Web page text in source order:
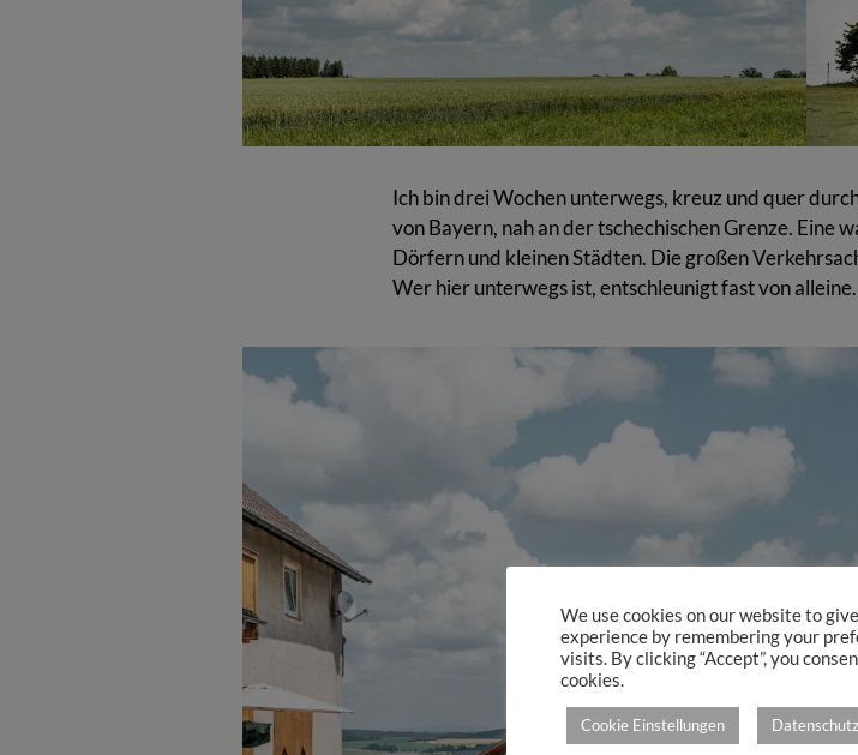
Ich bin drei Wochen unterwegs, kreuz und quer
von Bayern, nah an der tschechischen Grenze. Eine
Dörfern und kleinen Städten. Die großen
Wer hier unterwegs ist, entschleunigt fast von alleine.
We use cookies on our website to
experience by remembering your
visits. By clicking “Accept”, you
cookies.
Cookie Einstellungen Datenschutz